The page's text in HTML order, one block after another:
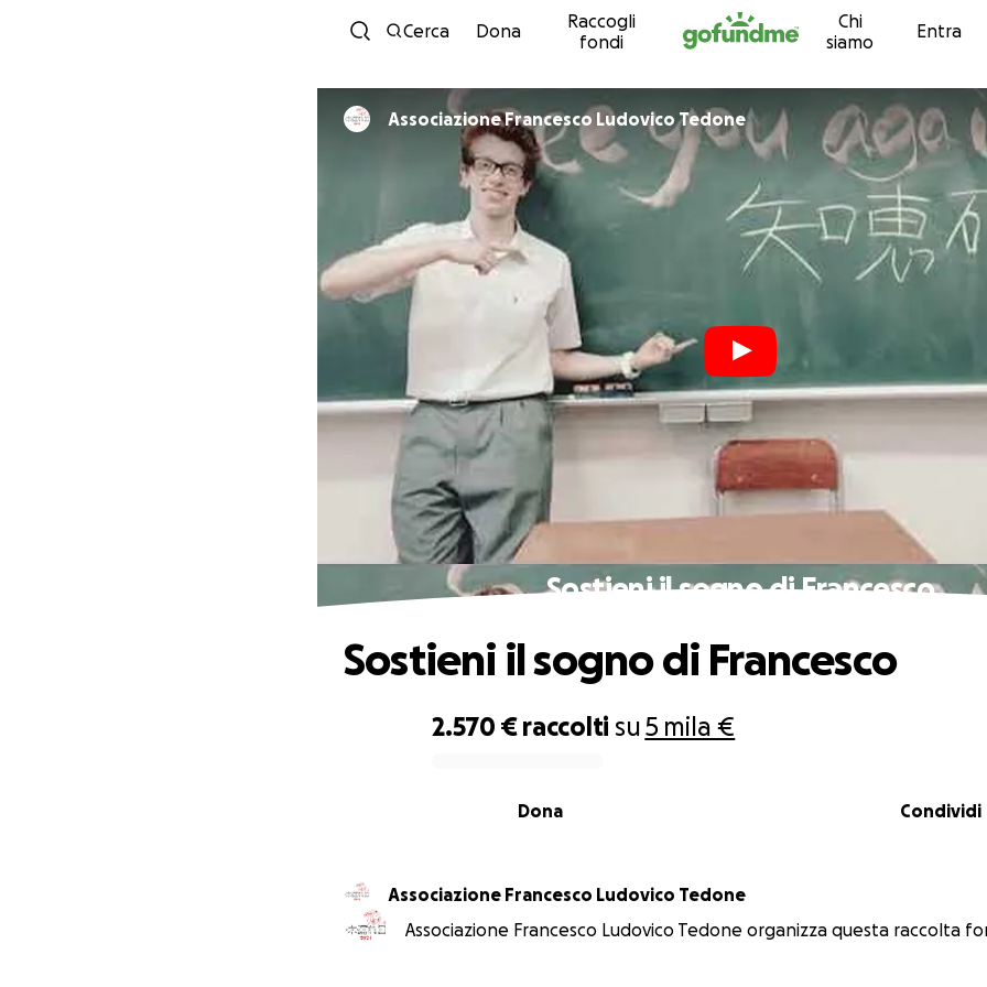
Vai al contenuto
Cerca Dona
Raccogli
fondi
Chi
siamo
Entra
Associazione Francesco Ludovico Tedone
Sostieni il sogno di Francesco
2.570 € raccolti su5 mila €
Condividi
Dona
Sostieni il sogno di Francesco
Associazione Francesco Ludovico Tedone
Associazione Francesco Ludovico Tedone organizza questa raccolta